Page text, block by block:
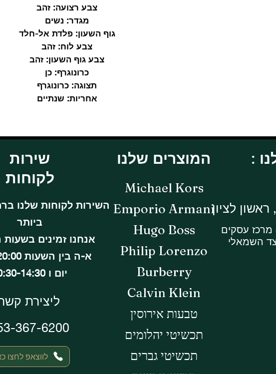
צבע רצועה: זהב
מגדר: נשים
גוף השעון:פלדת אל-חלד
צבע לוח: זהב
צבע גוף השעון: זהב
כרונוגרף: כן
תצוגה: כרונוגרף
אחריות: שנתיים
שירות
לקוחות
השירות לקוחות שלנו
ביותר
אנחנו זמינים בשעות
א-ה בין השעות 11:00-20:00
יום ו 10:30-14:30
ליצירת
367-6200
לווצאפ לחצו
המוצרים שלנו
Michael Kors
Emporio Armani
Hugo Boss
Philip Lorenzo
Burberry
Calvin Klein
טבעות אירוסין
תכשיטי יהלומים
תכשיטי גברים
השמאלי